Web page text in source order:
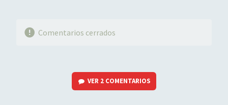
Comentarios cerrados
VER 2 COMENTARIOS